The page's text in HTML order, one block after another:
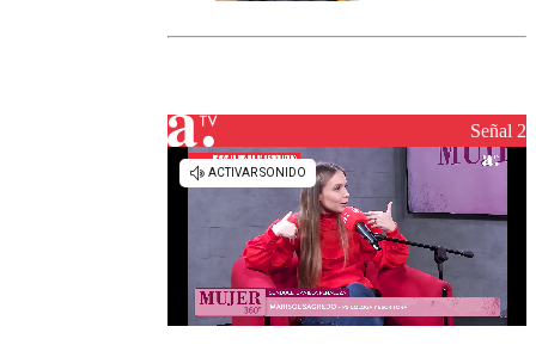
el fin de la
reconstrucciónSeñal 2